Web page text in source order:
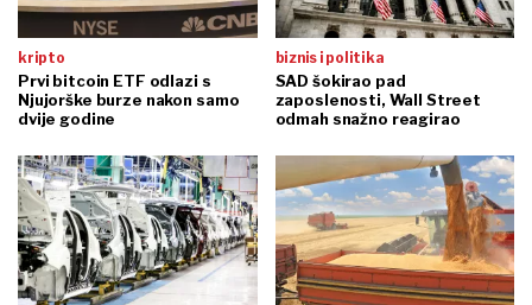
kripto
Prvi bitcoin ETF odlazi s
Njujorške burze nakon samo
dvije godine
biznis i politika
SAD šokirao pad
zaposlenosti, Wall Street
odmah snažno reagirao